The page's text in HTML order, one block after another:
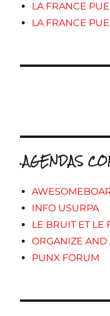
LA FRANCE
LA FRANCE
.AGENDAS
INFO USURPA
LE BRUIT ET LE
ORGANIZE AND
PUNX FORUM